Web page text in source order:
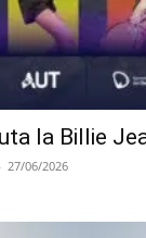
la Billie
- 27/06/2026